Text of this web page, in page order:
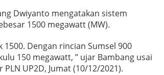
Dwiyanto mengatakan sistem
1500 megawatt (MW).
1500. Dengan rincian Sumsel 900
150 megawatt, ” ujar Bambang usai
UP2D, Jumat (10/12/2021).